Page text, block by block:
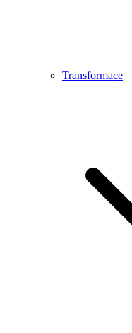
Transformace